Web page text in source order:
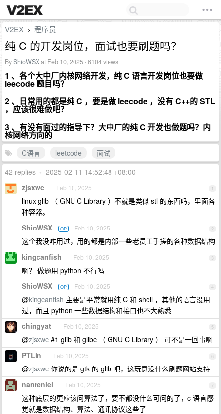
V2EX › 程序员
纯 C 的开发岗位，面试也要刷题吗？
ByShioWSXat Feb 10, 2025 · 6104 views
1 、各个大中厂内核网络开发，纯 C 语言开发岗位也要做
leecode 题目吗？
2 、日常用的都是纯 C ，要是做 leecode ，没有 C++的 STL
，应该很难做吧？
3 、有没有面过的指导下？大中厂的纯 C 开发也做题吗？内
核网络方向的
C语言 leetcode
面试
42 replies • 2025-02-11 14:52:48 +08:00
1
zjsxwc Feb 10, 2025
linux glib （ GNU C Library ）不就是类似 stl 的东西吗，里面各
种容器。
2
ShioWSX OP Feb 10, 2025
这个我没咋用过，用的都是内部一些老员工手搓的各种数据结构
3
kingcanfish Feb 10, 2025
啊？ 做题用 python 不行吗
4
ShioWSX OP Feb 10, 2025
@kingcanfish 主要是平常就用纯 C 和 shell ，其他的语言没用
过，而且 python 一些数据结构和接口也不大熟悉
5
chingyat Feb 10, 2025
@zjsxwc #1 glib 和 glibc （ GNU C Library ） 可不是一回事啊
6
PTLin Feb 10, 2025
@zjsxwc 你说的是 gtk 的 glib 吧，这玩意没什么刷题网站支持
7
nanrenlei Feb 10, 2025
这种底层的更应该问算法了，要不都没什么可问的了，c 语言感
觉就是数据结构、算法、通讯协议这些了